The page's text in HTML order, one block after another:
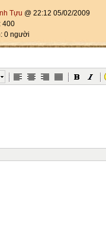
Tựu @ 22:12 05/02/2009
400
0 người